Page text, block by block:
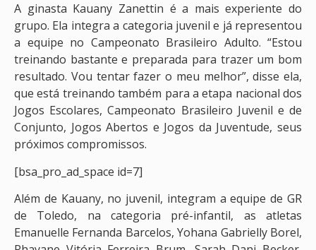
A ginasta Kauany Zanettin é a mais experiente do
grupo. Ela integra a categoria juvenil e já representou
a equipe no Campeonato Brasileiro Adulto. “Estou
treinando bastante e preparada para trazer um bom
resultado. Vou tentar fazer o meu melhor”, disse ela,
que está treinando também para a etapa nacional dos
Jogos Escolares, Campeonato Brasileiro Juvenil e de
Conjunto, Jogos Abertos e Jogos da Juventude, seus
próximos compromissos.
[bsa_pro_ad_space id=7]
Além de Kauany, no juvenil, integram a equipe de GR
de Toledo, na categoria pré-infantil, as atletas
Emanuelle Fernanda Barcelos, Yohana Gabrielly Borel,